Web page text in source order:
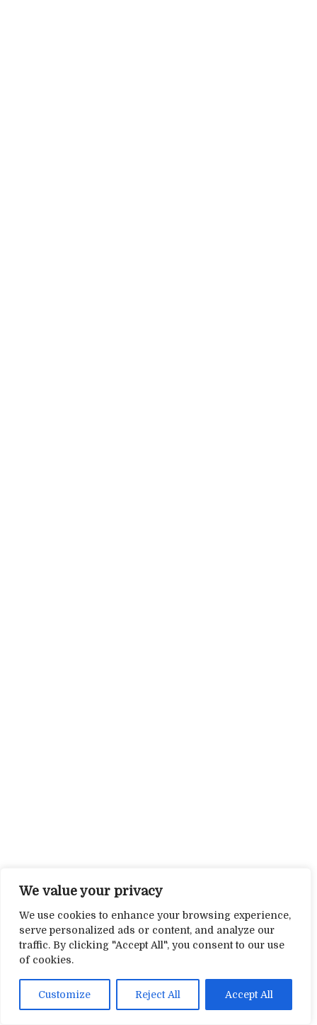
We value your privacy
We use cookies to enhance your browsing experience,
serve personalized ads or content, and analyze our
traffic. By clicking "Accept All", you consent to our use
of cookies.
Customize Reject All Accept All